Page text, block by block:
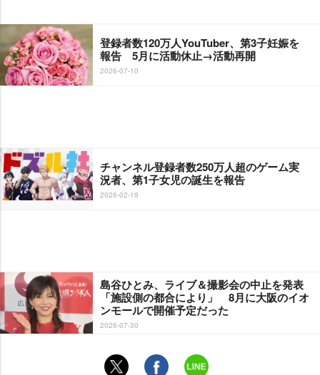
登録者数120万人YouTuber、第3子妊娠を
報告 5月に活動休止→活動再開
2026-07-10
チャンネル登録者数250万人超のゲーム実
況者、第1子女児の誕生を報告
2026-02-19
島谷ひとみ、ライブ＆撮影会の中止を発表
「施設側の都合により」 8月に大阪のイオ
ンモールで開催予定だった
2026-07-30